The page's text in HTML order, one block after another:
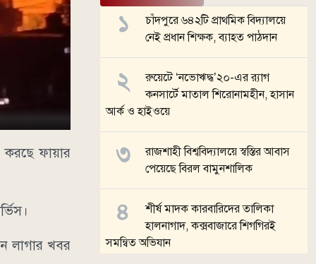
করছে ফায়ার
লাগার খবর
চাঁদপুরে ৬৪২টি প্রাথমিক বিদ্যালয়ে
নেই প্রধান শিক্ষক, ব্যাহত পাঠদান
রুয়েটে ‘নভোঋদ্ধ’২০-এর র‍্যাগ
কনসার্টে মাতাল শিরোনামহীন, হাসান
আর্ক ও হাইওয়ে
রাজশাহী বিশ্ববিদ্যালয়ে স্বস্তির আবাস
পেয়েছে বিরল বামুনশালিক
শীর্ষ মাদক কারবারিদের তালিকা
হালনাগাদ, কক্সবাজারে শিগগিরই
সমন্বিত অভিযান